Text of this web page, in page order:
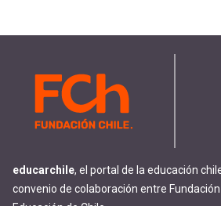
educarchile, el portal de la educación
convenio de colaboración entre